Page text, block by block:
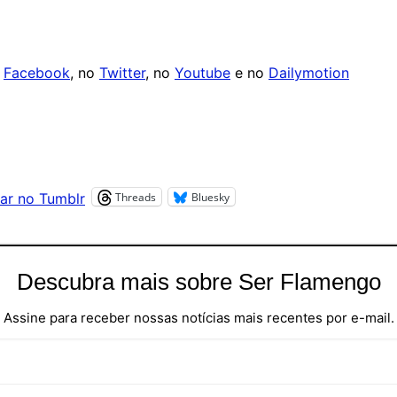
Facebook, no Twitter, no Youtube e no Dailymotion
no Tumblr Threads Bluesky
Descubra mais sobre Ser Flamengo
Assine para receber nossas notícias mais recentes por e-mail.